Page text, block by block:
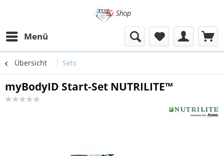
Menü
Übersicht Sets
myBodyID Start-Set NUTRILITE™